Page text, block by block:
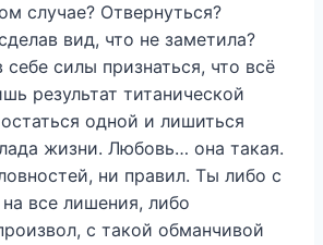
случае? Отвернуться?
вид, что не заметила?
силы признаться, что всё
результат титанической
одной и лишиться
жизни. Любовь… она такая.
ни правил. Ты либо с
все лишения, либо
с такой обманчивой